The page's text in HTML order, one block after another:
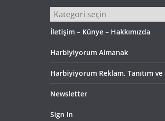
Kategoriler
İletişim – Künye – Hakkımızda
Harbiyiyorum Almanak
Harbiyiyorum Reklam, Tanıtım
Newsletter
Sign In